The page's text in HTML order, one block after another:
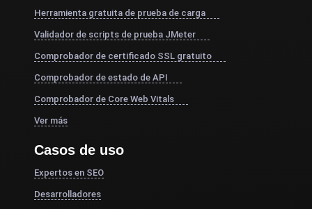
Herramienta gratuita de prueba de carga
Validador de scripts de prueba JMeter
Comprobador de certificado SSL gratuito
Comprobador de estado de API
Comprobador de Core Web Vitals
Ver más
Casos de uso
Expertos en SEO
Desarrolladores